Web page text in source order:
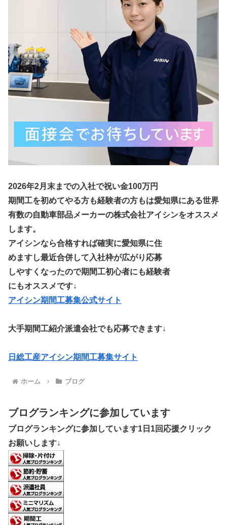
2026年2月末までの入社で祝い金100万円
期間工を初めてやる方も経験者の方もは愛知県にある世界
有数の自動車部品メーカーの株式会社アイシンをオススメ
します。
アイシンなら合格すれば確実に愛知県に住
めますし最近合併して入社枠が広がり応募
しやすくなったので期間工初心者にも経験者
にもオススメです↓
アイシン期間工募集公式サイト
大手期間工紹介派遣会社でも応募できます↓
日総工産アイシン期間工募集サイト
ホーム ブログ
ブログランキングに参加しています
ブログランキングに参加しています1日1回応援クリック
お願いします↓